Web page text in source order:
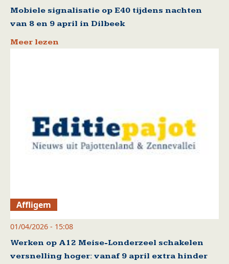
Mobiele signalisatie op E40 tijdens nachten
van 8 en 9 april in Dilbeek
Meer lezen
Affligem
01/04/2026 - 15:08
Werken op A12 Meise-Londerzeel schakelen
versnelling hoger: vanaf 9 april extra hinder